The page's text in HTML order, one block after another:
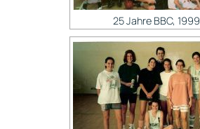
25 Jahre BBC, 1999